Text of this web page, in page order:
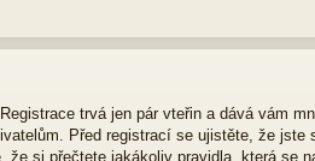
trvá jen pár vteřin a dává vám
Před registrací se ujistěte, že
že si přečtete jakákoliv pravidla, která se